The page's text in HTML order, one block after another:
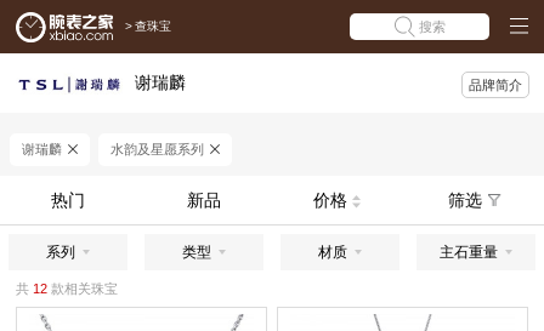
> 查珠宝 搜索
谢瑞麟 品牌简介
谢瑞麟 水韵及星愿系列
热门 新品 价格 筛选
系列 类型 材质 主石重量
共 12款相关珠宝